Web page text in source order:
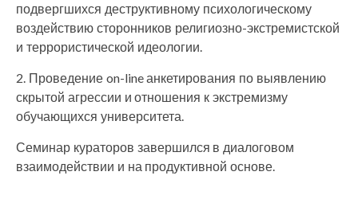
подвергшихся деструктивному психологическому
воздействию сторонников религиозно-экстремистской
и террористической идеологии.
2. Проведение on-line анкетирования по выявлению
скрытой агрессии и отношения к экстремизму
обучающихся университета.
Семинар кураторов завершился в диалоговом
взаимодействии и на продуктивной основе.